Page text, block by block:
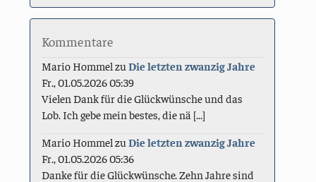
Kommentare
Mario Hommel zuDie letzten zwanzig Jahre
Fr., 01.05.2026 05:39
Vielen Dank für die Glückwünsche und das
Lob. Ich gebe mein bestes, die nä [...]
Mario Hommel zuDie letzten zwanzig Jahre
Fr., 01.05.2026 05:36
Danke für die Glückwünsche. Zehn Jahre sind